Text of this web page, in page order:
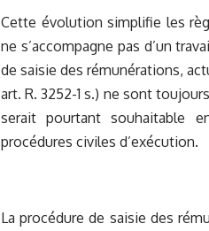
Cette évolution simplifie les
ne s’accompagne pas d’un
de saisie des rémunérations,
art. R. 3252-1 s.) ne sont
serait pourtant souhaitable
procédures civiles d’exécution.
La procédure de saisie des